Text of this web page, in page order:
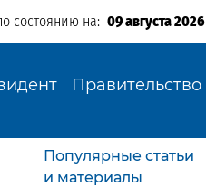
состоянию на: 09 августа 2026
Правительство
Популярные статьи
и материалы